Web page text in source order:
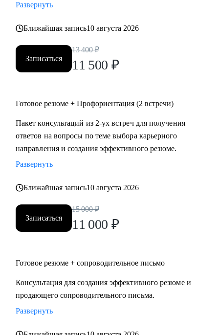
Развернуть
Ближайшая запись10 августа 2026
Записаться
13 400 ₽
11 500 ₽
Готовое резюме + Профориентация (2 встречи)
Пакет консультаций из 2-ух встреч для получения
ответов на вопросы по теме выбора карьерного
направления и создания эффективного резюме.
Развернуть
Ближайшая запись10 августа 2026
Записаться
15 000 ₽
11 000 ₽
Готовое резюме + сопроводительное письмо
Консультация для создания эффективного резюме и
продающего сопроводительного письма.
Развернуть